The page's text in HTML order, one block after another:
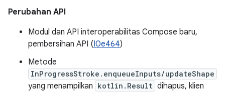
Perubahan API
Modul dan API interoperabilitas Compose baru,
pembersihan API (I0e464)
Metode
InProgressStroke.enqueueInputs/updateShape
yang menampilkan kotlin.Result dihapus, klien